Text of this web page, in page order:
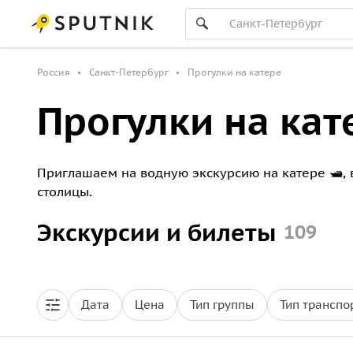
Россия Санкт-Петербург Прогулки на катере
Прогулки на
Приглашаем на водную экскурсию на катере 🛥,
столицы.
Экскурсии и билеты 109
Дата Цена Тип группы Тип